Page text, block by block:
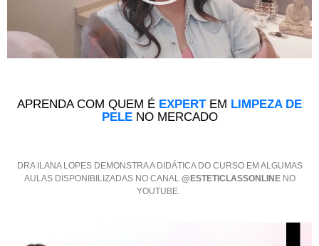
APRENDA COM QUEM É EXPERT EM LIMPEZA DE
PELE NO MERCADO
DRA ILANA LOPES DEMONSTRA A DIDÁTICA DO CURSO EM ALGUMAS
AULAS DISPONIBILIZADAS NO CANAL @ESTETICLASSONLINENO
YOUTUBE.